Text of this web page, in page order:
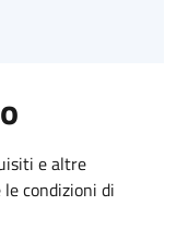
e altre
condizioni di